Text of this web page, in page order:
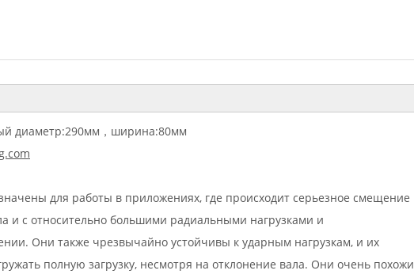
диаметр:290мм ， ширина:80мм
для работы в приложениях, где происходит серьезное смещение
и с относительно большими радиальными нагрузками и
Они также чрезвычайно устойчивы к ударным нагрузкам, и их
полную загрузку, несмотря на отклонение вала. Они очень похожи